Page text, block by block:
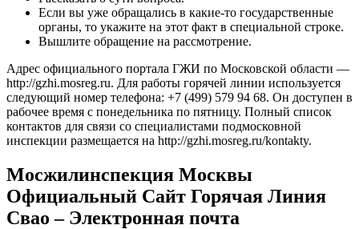
Если вы уже обращались в какие-то государственные
органы, то укажите на этот факт в специальной строке.
Вышлите обращение на рассмотрение.
Адрес официального портала ГЖИ по Московской области —
http://gzhi.mosreg.ru. Для работы горячей линии используется
следующий номер телефона: +7 (499) 579 94 68. Он доступен в
рабочее время с понедельника по пятницу. Полный список
контактов для связи со специалистами подмосковной
инспекции размещается на http://gzhi.mosreg.ru/kontakty.
Мосжилинспекция Москвы
Официальный Сайт Горячая Линия
Свао – Электронная почта